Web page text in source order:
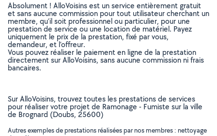
Absolument ! AlloVoisins est un service entièrement gratuit
et sans aucune commission pour tout utilisateur cherchant un
membre, qu’il soit professionnel ou particulier, pour une
prestation de service ou une location de matériel. Payez
uniquement le prix de la prestation, fixé par vous,
demandeur, et l’offreur.
Vous pouvez réaliser le paiement en ligne de la prestation
directement sur AlloVoisins, sans aucune commission ni frais
bancaires.
Sur AlloVoisins, trouvez toutes les prestations de services
pour réaliser votre projet de Ramonage - Fumiste sur la ville
de Brognard (Doubs, 25600)
Autres exemples de prestations réalisées par nos membres : nettoyage